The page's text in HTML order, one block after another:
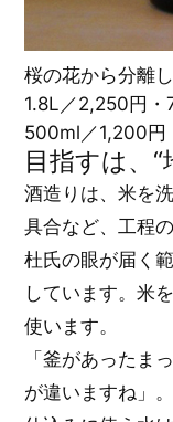
桜の花から分離
1.8L／2,250円・
500ml／1,200円
目指すは、“
酒造りは、米を
具合など、工程
杜氏の眼が届く
しています。米
使います。
「釜があったま
が違いますね」。